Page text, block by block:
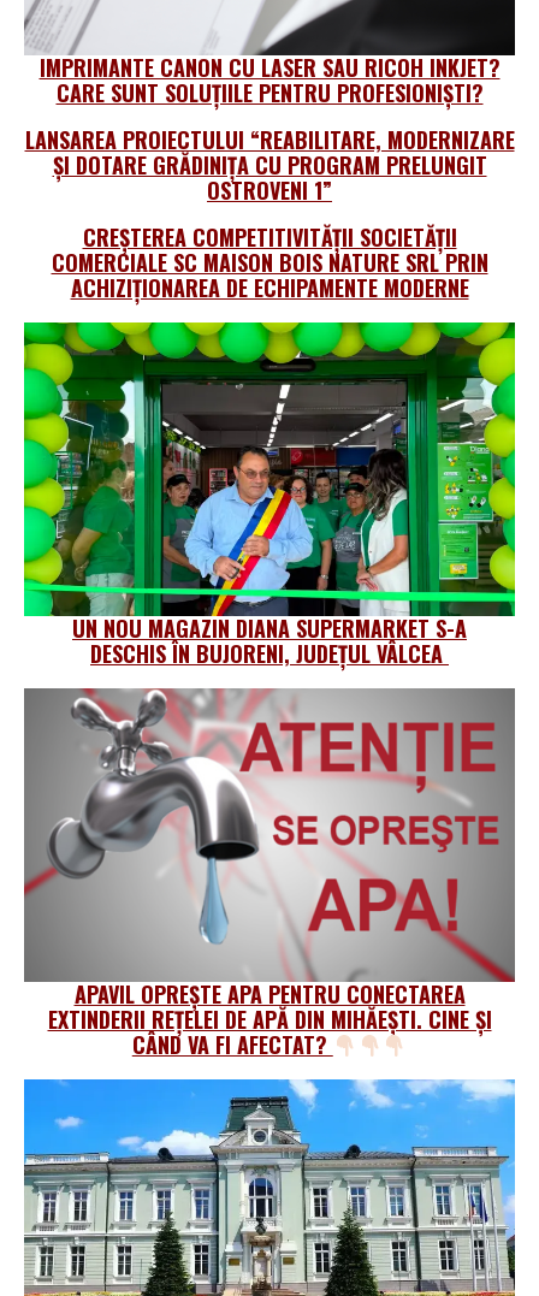
IMPRIMANTE CANON CU LASER SAU RICOH INKJET?
CARE SUNT SOLUȚIILE PENTRU PROFESIONIŞTI?
LANSAREA PROIECTULUI “REABILITARE, MODERNIZARE
ȘI DOTARE GRĂDINIȚA CU PROGRAM PRELUNGIT
OSTROVENI 1”
CREȘTEREA COMPETITIVITĂȚII SOCIETĂȚII
COMERCIALE SC MAISON BOIS NATURE SRL PRIN
ACHIZIȚIONAREA DE ECHIPAMENTE MODERNE
UN NOU MAGAZIN DIANA SUPERMARKET S-A
DESCHIS ÎN BUJORENI, JUDEȚUL VÂLCEA
APAVIL OPREȘTE APA PENTRU CONECTAREA
EXTINDERII REȚELEI DE APĂ DIN MIHĂEȘTI. CINE ȘI
CÂND VA FI AFECTAT?